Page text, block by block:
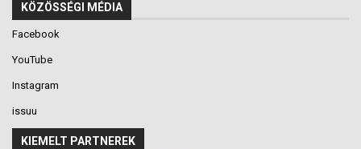
KÖZÖSSÉGI MÉDIA
Facebook
YouTube
Instagram
issuu
KIEMELT PARTNEREK